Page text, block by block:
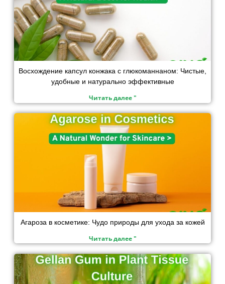
Восхождение капсул конжака с глюкоманнаном: Чистые,
удобные и натурально эффективные
Читать далее "
Агароза в косметике: Чудо природы для ухода за кожей
Читать далее "